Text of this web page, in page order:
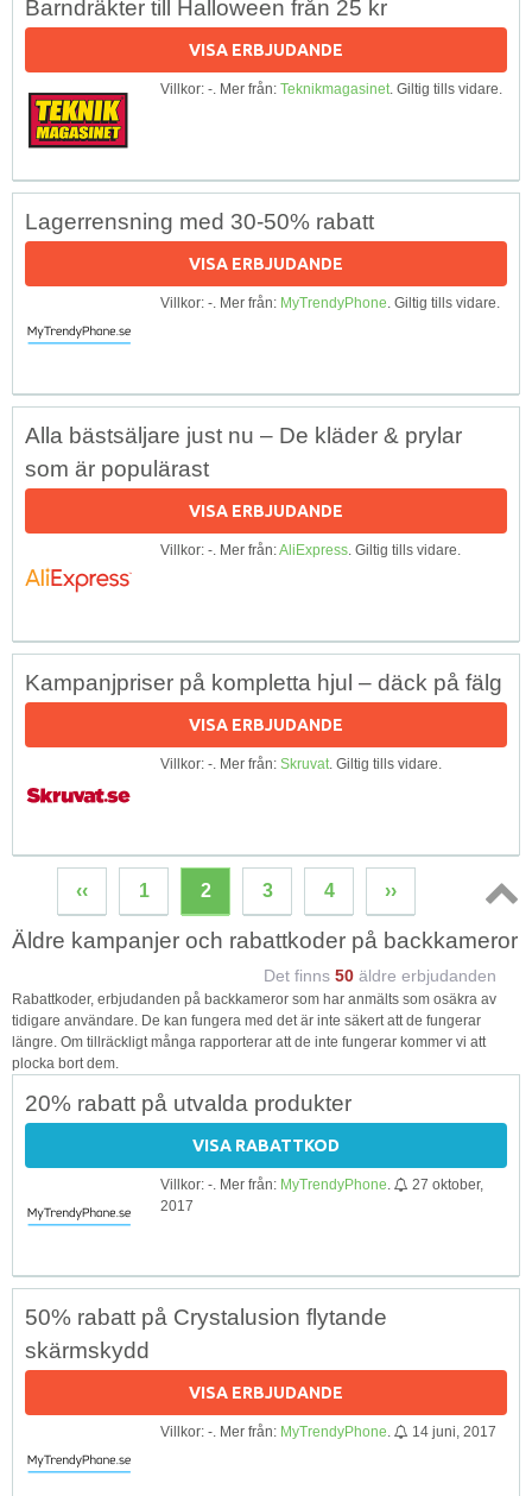
Barndräkter till Halloween från 25 kr
VISA ERBJUDANDE
Villkor: -. Mer från: Teknikmagasinet. Giltig tills vidare.
Lagerrensning med 30-50% rabatt
VISA ERBJUDANDE
Villkor: -. Mer från: MyTrendyPhone. Giltig tills vidare.
Alla bästsäljare just nu – De kläder & prylar
som är populärast
VISA ERBJUDANDE
Villkor: -. Mer från:AliExpress. Giltig tills vidare.
Kampanjpriser på kompletta hjul – däck på fälg
VISA ERBJUDANDE
Villkor: -. Mer från: Skruvat. Giltig tills vidare.
‹‹ 1 2 3 4 ››
↑
Äldre kampanjer och rabattkoder på backkameror
Det finns 50 äldre erbjudanden
Rabattkoder, erbjudanden på backkameror som har anmälts som osäkra av
tidigare användare. De kan fungera med det är inte säkert att de fungerar
längre. Om tillräckligt många rapporterar att de inte fungerar kommer vi att
plocka bort dem.
20% rabatt på utvalda produkter
VISA RABATTKOD
Villkor: -. Mer från: MyTrendyPhone
27 oktober,
2017
50% rabatt på Crystalusion flytande
skärmskydd
VISA ERBJUDANDE
Villkor: -. Mer från: MyTrendyPhone 14 juni, 2017